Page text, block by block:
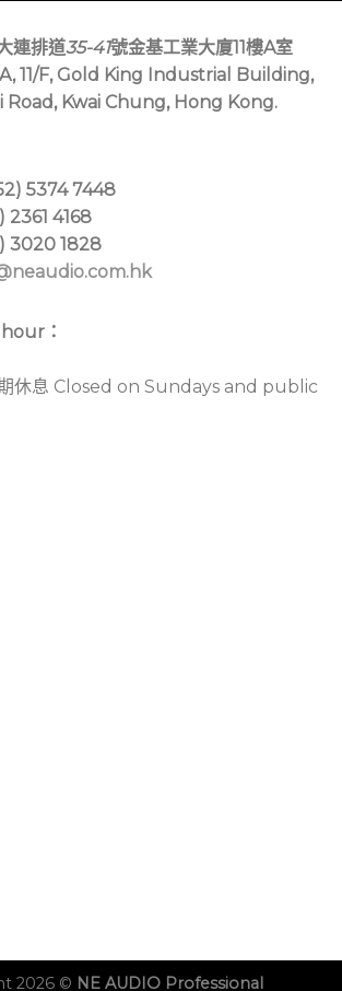
連排道35-41號金基工業大廈11樓A室
11/F, Gold King Industrial Building,
Road, Kwai Chung, Hong Kong.
5374 7448
2361 4168
3020 1828
：
期休息 Closed on Sundays and public
2026 © NE AUDIO Professional